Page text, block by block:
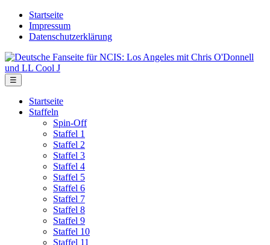
Skip
Startseite
Impressum
Datenschutzerklärung
Deutsche
Fanseite
für
NCIS:
Angeles
O'Donnell
☰
Startseite
Staffeln
Spin-Off
Staffel 1
Staffel 2
Staffel 3
Staffel 4
Staffel 5
Staffel 6
Staffel 7
Staffel 8
Staffel 9
Staffel 10
Staffel 11